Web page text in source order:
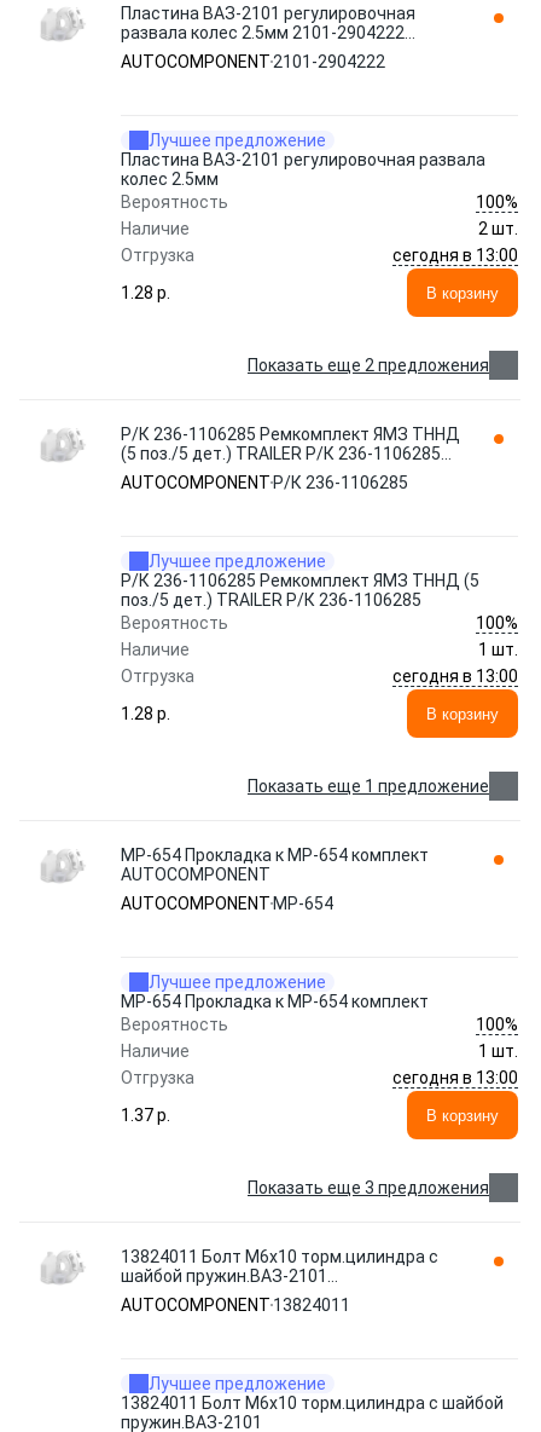
Пластина ВАЗ-2101 регулировочная
развала колес 2.5мм 2101-2904222
AUTOCOMPONENT
AUTOCOMPONENT 2101-2904222
Лучшее предложение
Пластина ВАЗ-2101 регулировочная развала
колес 2.5мм
Вероятность
100%
Наличие
2 шт.
Отгрузка
сегодня в 13:00
1.28 p.
В корзину
Показать еще 2 предложения
Р/К 236-1106285 Ремкомплект ЯМЗ ТННД
(5 поз./5 дет.) TRAILER Р/К 236-1106285
AUTOCOMPONENT
AUTOCOMPONENT Р/К 236-1106285
Лучшее предложение
Р/К 236-1106285 Ремкомплект ЯМЗ ТННД (5
поз./5 дет.) TRAILER Р/К 236-1106285
Вероятность
100%
Наличие
1 шт.
Отгрузка
сегодня в 13:00
1.28 p.
В корзину
Показать еще 1 предложение
МР-654 Прокладка к МР-654 комплект
AUTOCOMPONENT
AUTOCOMPONENT МР-654
Лучшее предложение
МР-654 Прокладка к МР-654 комплект
Вероятность
100%
Наличие
1 шт.
Отгрузка
сегодня в 13:00
1.37 p.
В корзину
Показать еще 3 предложения
13824011 Болт М6х10 торм.цилиндра с
шайбой пружин.ВАЗ-2101
AUTOCOMPONENT
AUTOCOMPONENT 13824011
Лучшее предложение
13824011 Болт М6х10 торм.цилиндра с шайбой
пружин.ВАЗ-2101